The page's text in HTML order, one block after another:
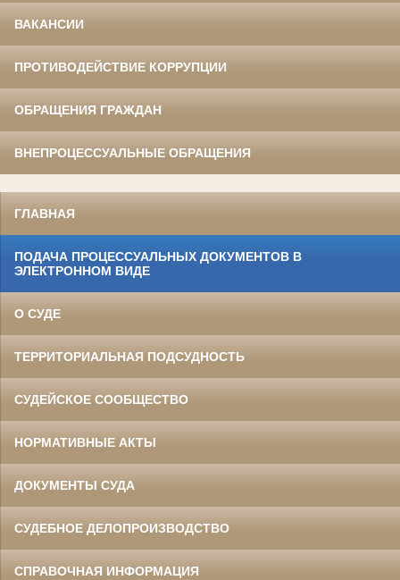
ВАКАНСИИ
ПРОТИВОДЕЙСТВИЕ КОРРУПЦИИ
ОБРАЩЕНИЯ ГРАЖДАН
ВНЕПРОЦЕССУАЛЬНЫЕ ОБРАЩЕНИЯ
ГЛАВНАЯ
ПОДАЧА ПРОЦЕССУАЛЬНЫХ ДОКУМЕНТОВ В
ЭЛЕКТРОННОМ ВИДЕ
О СУДЕ
ТЕРРИТОРИАЛЬНАЯ ПОДСУДНОСТЬ
СУДЕЙСКОЕ СООБЩЕСТВО
НОРМАТИВНЫЕ АКТЫ
ДОКУМЕНТЫ СУДА
СУДЕБНОЕ ДЕЛОПРОИЗВОДСТВО
СПРАВОЧНАЯ ИНФОРМАЦИЯ